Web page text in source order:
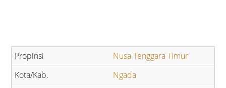
Nusa Tenggara Timur
Ngada